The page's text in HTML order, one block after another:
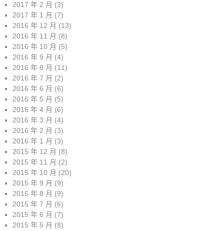
2017 年 2 月 (3)
2017 年 1 月 (7)
2016 年 12 月 (13)
2016 年 11 月 (8)
2016 年 10 月 (5)
2016 年 9 月 (4)
2016 年 8 月 (11)
2016 年 7 月 (2)
2016 年 6 月 (6)
2016 年 5 月 (5)
2016 年 4 月 (6)
2016 年 3 月 (4)
2016 年 2 月 (3)
2016 年 1 月 (3)
2015 年 12 月 (8)
2015 年 11 月 (2)
2015 年 10 月 (20)
2015 年 9 月 (9)
2015 年 8 月 (9)
2015 年 7 月 (6)
2015 年 6 月 (7)
2015 年 5 月 (8)